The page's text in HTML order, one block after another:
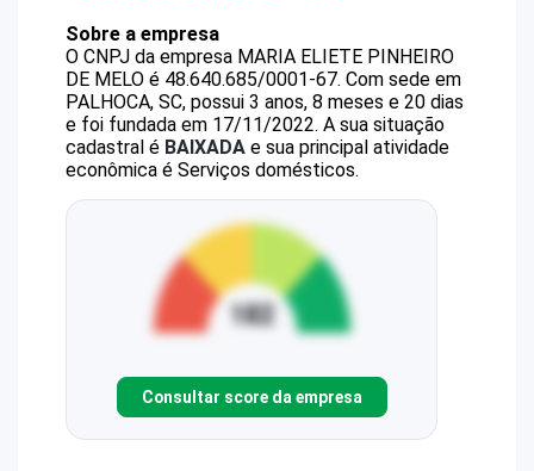
Sobre a empresa
O CNPJ da empresa MARIA ELIETE PINHEIRO
DE MELO é 48.640.685/0001-67. Com sede em
PALHOCA, SC, possui 3 anos, 8 meses e 20 dias
e foi fundada em 17/11/2022. A sua situação
cadastral é BAIXADA e sua principal atividade
econômica é Serviços domésticos.
Consultar score da empresa